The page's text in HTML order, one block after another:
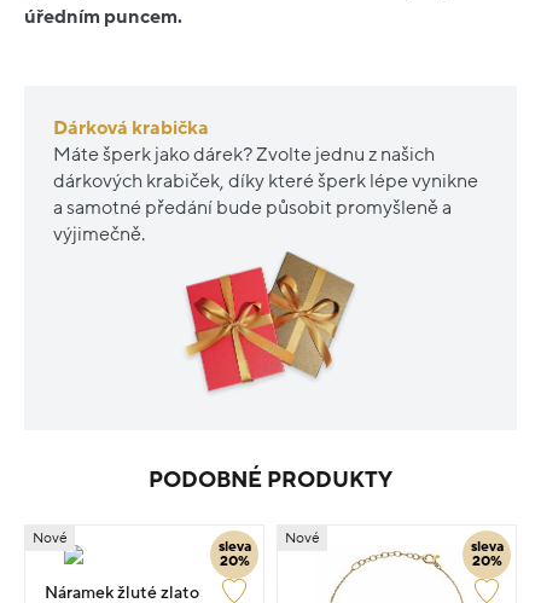
úředním puncem.
Dárková krabička
Máte šperk jako dárek? Zvolte jednu z našich
dárkových krabiček, díky které šperk lépe vynikne
a samotné předání bude působit promyšleně a
výjimečně.
PODOBNÉ PRODUKTY
sleva
20%
Nové
Náramek žluté zlato
sleva
20%
Nové